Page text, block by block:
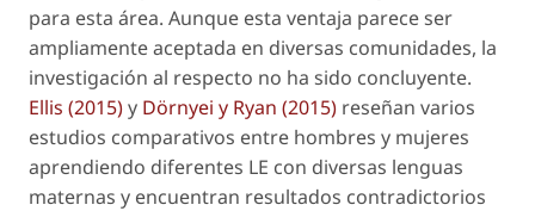
para esta área. Aunque esta ventaja parece ser
ampliamente aceptada en diversas comunidades, la
investigación al respecto no ha sido concluyente.
Ellis (2015)y Dörnyei y Ryan (2015) reseñan varios
estudios comparativos entre hombres y mujeres
aprendiendo diferentes LE con diversas lenguas
maternas y encuentran resultados contradictorios